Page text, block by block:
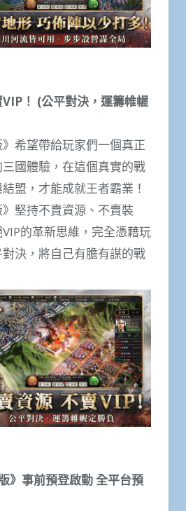
！ (公平對決，運籌帷幄
》希望帶給玩家們一個真正
國體驗，在這個真實的戰
盟，才能成就王者霸業！
》堅持不賣資源、不賣裝
的革新思維，完全憑藉玩
決，將自己有膽有謀的戰
》事前預登啟動 全平台預